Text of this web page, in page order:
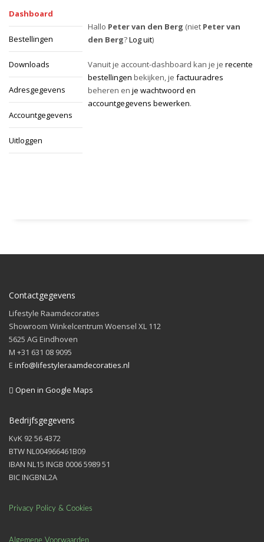
Dashboard
Bestellingen
Downloads
Adresgegevens
Accountgegevens
Uitloggen
Hallo Peter van den Berg (niet Peter van
den Berg?Log uit)
Vanuit je account-dashboard kan je je recente
bestellingen bekijken, je factuuradres
beheren en je wachtwoord en
accountgegevens bewerken.
Contactgegevens
Lifestyle Raamdecoraties
Showroom Winkelcentrum Woensel XL 112
5625 AG Eindhoven
M +31 631 08 9095
E info@lifestyleraamdecoraties.nl
Open in Google Maps
Bedrijfsgegevens
KvK 92 56 4372
BTW NL004966461B09
IBAN NL15 INGB 0006 5989 51
BIC INGBNL2A
Privacy Policy & Cookies
Algemene Voorwaarden